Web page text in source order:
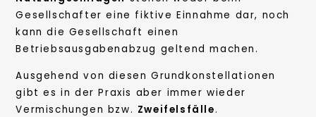
Gesellschafter eine fiktive Einnahme dar, noch
kann die Gesellschaft einen
Betriebsausgabenabzug geltend machen.
Ausgehend von diesen Grundkonstellationen
gibt es in der Praxis aber immer wieder
Vermischungen bzw. Zweifelsfälle.